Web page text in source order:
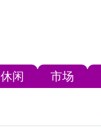
休闲 市场